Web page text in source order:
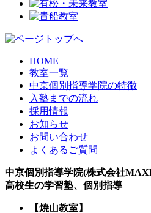
HOME
教室一覧
中京個別指導学院の特徴
入塾までの流れ
採用情報
お知らせ
お問い合わせ
よくあるご質問
中京個別指導学院(株式会社
高校生の学習塾、個別指導
【焼山教室】